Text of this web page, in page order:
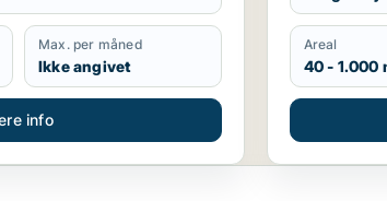
Max. per måned
Ikke angivet
info
Areal
40 - 1.000